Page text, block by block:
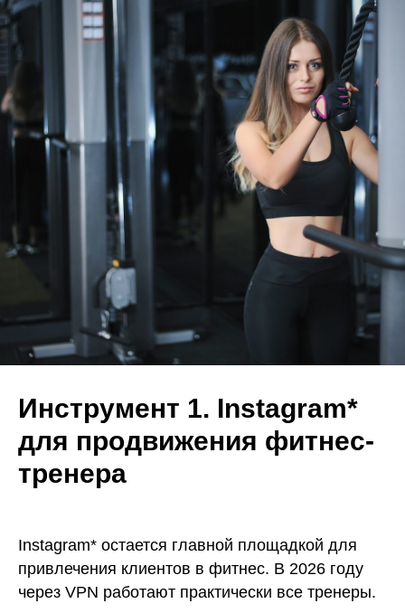
Инструмент 1. Instagram*
для продвижения фитнес-
тренера
Instagram* остается главной площадкой для
привлечения клиентов в фитнес. В 2026 году
через VPN работают практически все тренеры.